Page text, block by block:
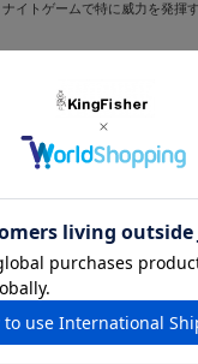
ナイトゲームで特に威力を発揮
【40%OFF】東レ シーバスPE
号） 200m
ナイトゲームで特に威力を発揮
【40%OFF】東レ シーバスPE
200m